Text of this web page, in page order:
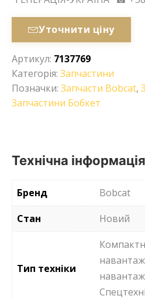
Уточнити ціну
Артикул: 7137769
Категорія: Запчастини
Позначки: Запчасти Bobcat,
Запчастини Бобкет
Технічна інформація
Бренд
Bobcat
Стан
Новий
Тип техніки